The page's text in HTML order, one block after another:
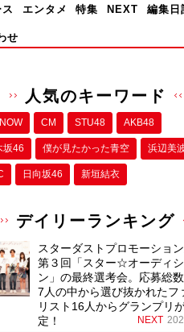
エンタメ 特集 NEXT 編集日
せ
人気のキーワード
CM STU48 AKB48
坂46 僕が⾒たかった⻘空 浜辺美
日向坂46 新垣結衣
デイリーランキング
スターダストプロモーショ
第３回「スター☆オーディシ
ン」の最終選考会。応募総
7人の中から選び抜かれたフ
リスト16人からグランプリ
定！
NEXT